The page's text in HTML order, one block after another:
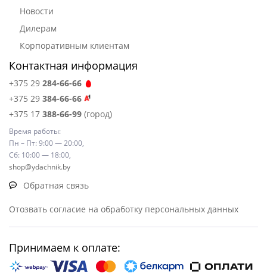
Новости
Дилерам
Корпоративным клиентам
Контактная информация
+375 29 284-66-66
+375 29 384-66-66
+375 17 388-66-99 (город)
Время работы:
Пн – Пт: 9:00 — 20:00,
Сб: 10:00 — 18:00,
shop@ydachnik.by
Обратная связь
Отозвать согласие на обработку персональных данных
Принимаем к оплате: